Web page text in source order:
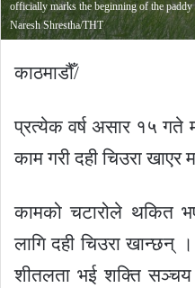
officially marks the beginning of the
Naresh Shrestha/THT
काठमाडौँ/
प्रत्येक वर्ष असार १५
काम गरी दही चिउरा खाएर
कामको चटारोले थकित
लागि दही चिउरा खान्छन्
शीतलता भई शक्ति सञ्चय